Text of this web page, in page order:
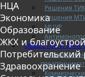
Решения ТИК
Решения
МЦУР
ОБЩЕСТВО И
НЦА
Экономика
Образование
ЖКХ и
Потребительский
Здравоохранение